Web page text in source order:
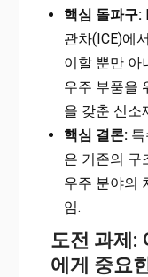
핵심 돌파구:
관차(ICE)에
이할 뿐만 아
우주 부품을
을 갖춘 신소
핵심 결론:특
은 기존의 구
우주 분야의
임.
도전 과제:
에게 중요